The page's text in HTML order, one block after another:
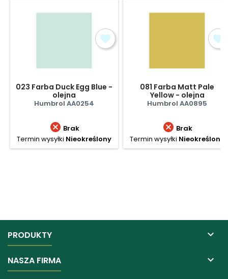
023 Farba Duck Egg Blue -
olejna
Humbrol AA0254
 Brak
Termin wysyłki Nieokreślony
081 Farba Matt Pale
Yellow - olejna
Humbrol AA0895
 Brak
Termin wysyłki Nieokreślony
PRODUKTY 
NASZA FIRMA 